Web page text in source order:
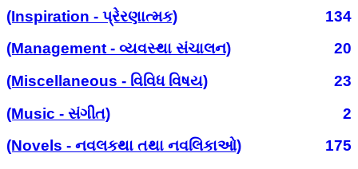
(Inspiration - પ્રેરણાત્મક)
134
(Management - વ્યવસ્થા સંચાલન)
20
(Miscellaneous - વિવિધ વિષય)
23
(Music - સંગીત)
2
(Novels - નવલકથા તથા નવલિકાઓ)
175